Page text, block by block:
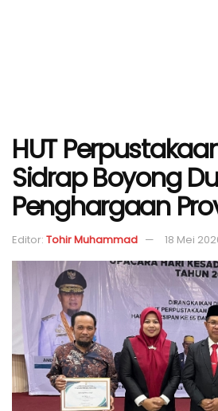
HUT
Sidrap Boyong
Penghargaan
Editor: Tohir Muhammad 18 Mei